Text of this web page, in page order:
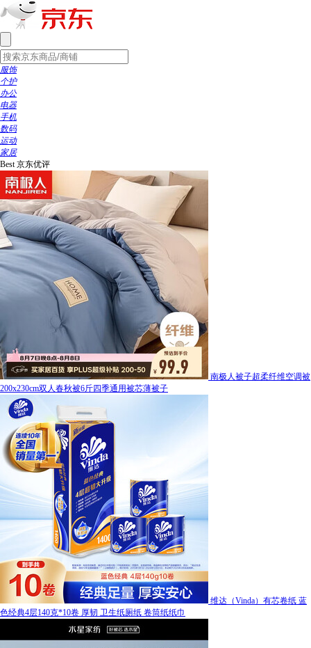
服饰
个护
办公
电器
手机
数码
运动
家居
Best 京东优评
南极人被子超柔纤维空调被
200x230cm双人春秋被6斤四季通用被芯薄被子
维达（Vinda）有芯卷纸 蓝
色经典4层140克*10卷 厚韧 卫生纸厕纸 卷筒纸纸巾